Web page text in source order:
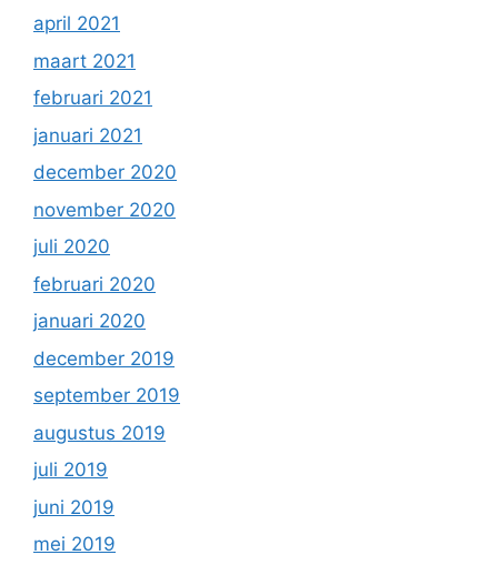
april 2021
maart 2021
februari 2021
januari 2021
december 2020
november 2020
juli 2020
februari 2020
januari 2020
december 2019
september 2019
augustus 2019
juli 2019
juni 2019
mei 2019